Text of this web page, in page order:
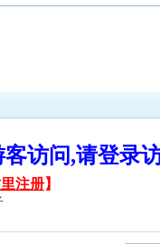
客访问,请登
注册】